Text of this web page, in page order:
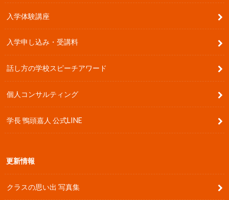
入学体験講座
入学申し込み・受講料
話し方の学校スピーチアワード
個人コンサルティング
学長 鴨頭嘉人 公式LINE
更新情報
クラスの思い出 写真集